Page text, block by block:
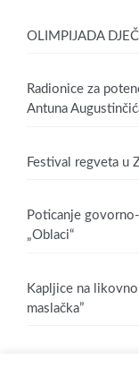
OLIMPIJADA
Radionice za
Antuna
Festival regveta u
Poticanje
„Oblaci“
Kapljice na
maslačka”